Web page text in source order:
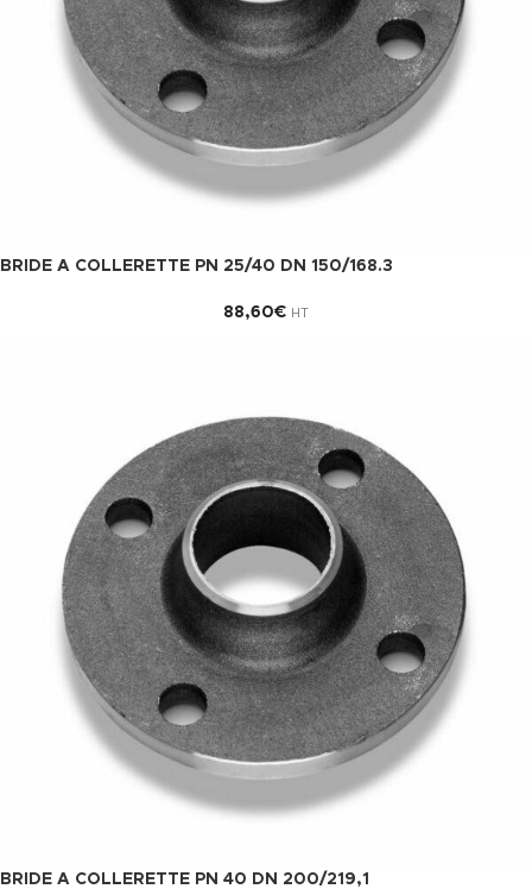
BRIDE A COLLERETTE PN 25/40 DN 150/168.3
88,60€ HT
BRIDE A COLLERETTE PN 40 DN 200/219,1